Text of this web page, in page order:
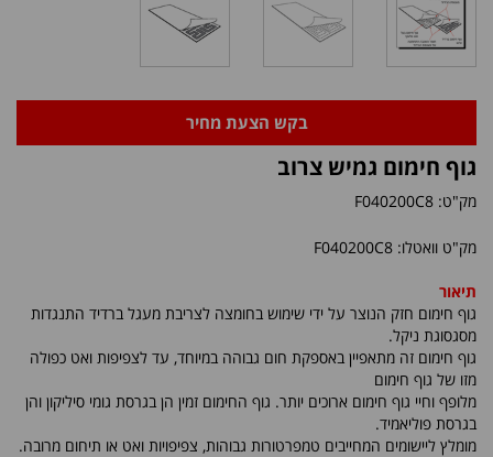
בקש הצעת מחיר
גוף חימום גמיש צרוב
מק"ט: F040200C8
מק"ט וואטלו: F040200C8
תיאור
גוף חימום חזק הנוצר על ידי שימוש בחומצה לצריבת מעגל ברדיד התנגדות
מסגסוגת ניקל.
גוף חימום זה מתאפיין באספקת חום גבוהה במיוחד, עד לצפיפות ואט כפולה
מזו של גוף חימום
מלופף וחיי גוף חימום ארוכים יותר. גוף החימום זמין הן בגרסת גומי סיליקון והן
בגרסת פוליאמיד.
מומלץ ליישומים המחייבים טמפרטורות גבוהות, צפיפויות ואט או תיחום מרובה.